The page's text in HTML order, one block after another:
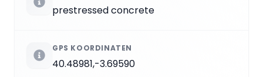
prestressed concrete
GPS KOORDINATEN
40.48981,-3.69590